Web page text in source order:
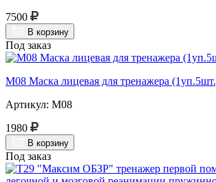
7500
В корзину
Под заказ
М08 Маска лицевая для тренажера
Артикул: М08
1980
В корзину
Под заказ